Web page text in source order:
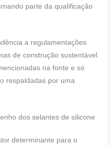
parte da qualificação
a regulamentações
de construção sustentável.
na fonte e só
respaldadas por uma
dos selantes de silicone
determinante para o